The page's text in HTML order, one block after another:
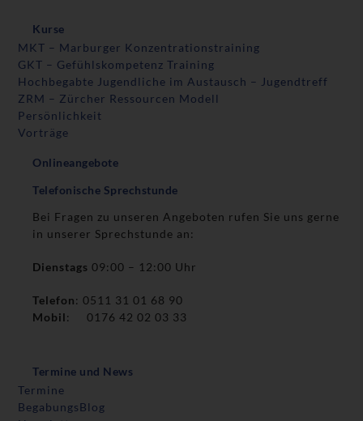
Kurse
MKT – Marburger Konzentrationstraining
GKT – Gefühlskompetenz Training
Hochbegabte Jugendliche im Austausch – Jugendtreff
ZRM – Zürcher Ressourcen Modell
Persönlichkeit
Vorträge
Onlineangebote
Telefonische Sprechstunde
Bei Fragen zu unseren Angeboten rufen Sie uns gerne
in unserer Sprechstunde an:
Dienstags09:00 – 12:00 Uhr
Telefon: 0511 31 01 68 90
Mobil: 0176 42 02 03 33
Termine und News
Termine
BegabungsBlog